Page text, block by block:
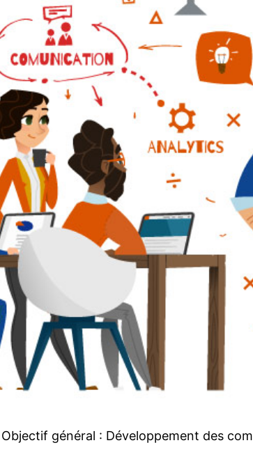
Objectif général : Développement des